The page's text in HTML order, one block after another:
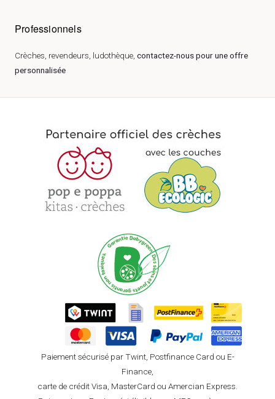
Professionnels
Crèches, revendeurs, ludothèque, contactez-nous pour une offre
personnalisée
Paiement sécurisé par Twint, Postfinance Card ou E-
Finance,
carte de crédit Visa, MasterCard ou Amercian Express.